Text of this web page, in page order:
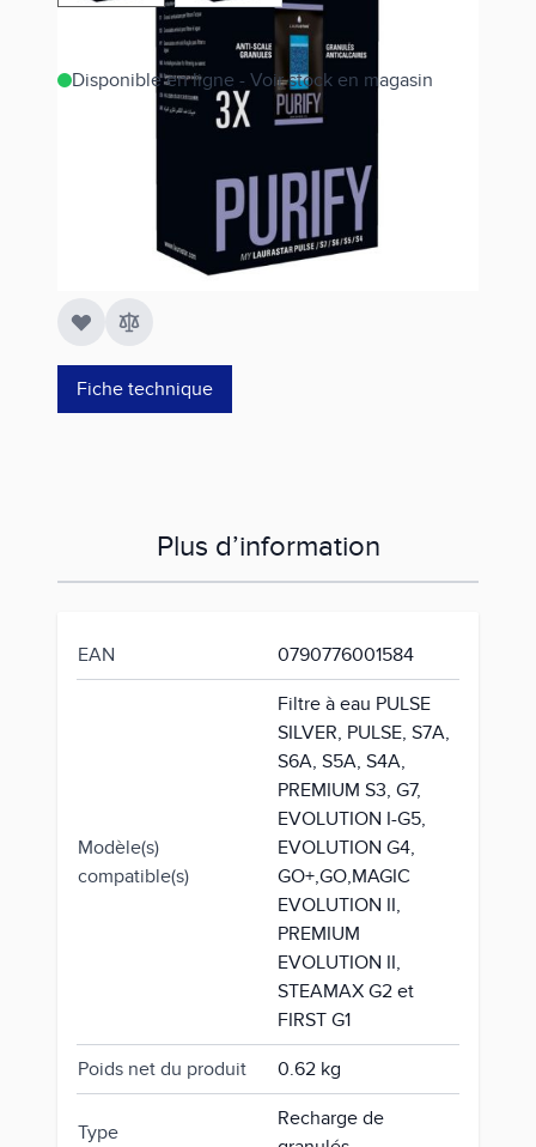
Disponible en ligne - Voir stock en magasin
Estimer les frais de port
302.7800.898
49,00 €
Fiche technique
Plus d’information
EAN 0790776001584
Modèle(s)
compatible(s)
Filtre à eau PULSE
SILVER, PULSE, S7A,
S6A, S5A, S4A,
PREMIUM S3, G7,
EVOLUTION I-G5,
EVOLUTION G4,
GO+,GO,MAGIC
EVOLUTION II,
PREMIUM
EVOLUTION II,
STEAMAX G2 et
FIRST G1
Poids net du produit 0.62 kg
Type
Recharge de